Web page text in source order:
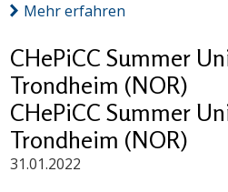
Mehr erfahren
CHePiCC Summer
Trondheim (NOR)
CHePiCC Summer
Trondheim (NOR)
31.01.2022